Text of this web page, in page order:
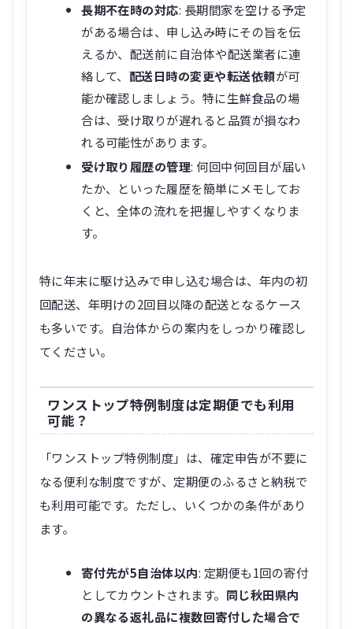
長期不在時の対応: 長期間家を空ける予定
がある場合は、申し込み時にその旨を伝
えるか、配送前に自治体や配送業者に連
絡して、 配送日時の変更や転送依頼が可
能か確認しましょう。特に生鮮食品の場
合は、受け取りが遅れると品質が損なわ
れる可能性があります。
受け取り履歴の管理: 何回中何回目が届い
たか、といった履歴を簡単にメモしてお
くと、全体の流れを把握しやすくなりま
す。
特に年末に駆け込みで申し込む場合は、年内の初
回配送、年明けの2回目以降の配送となるケース
も多いです。自治体からの案内をしっかり確認し
てください。
ワンストップ特例制度は定期便でも利用
可能？
「ワンストップ特例制度」は、確定申告が不要に
なる便利な制度ですが、定期便のふるさと納税で
も利用可能です。ただし、いくつかの条件があり
ます。
寄付先が5自治体以内: 定期便も1回の寄付
としてカウントされます。 同じ秋田県内
の異なる返礼品に複数回寄付した場合で